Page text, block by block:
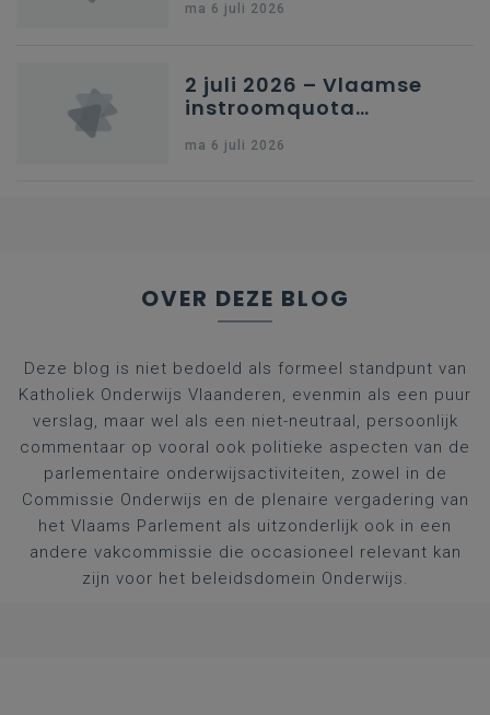
kleuteronderwijs
ma 6 juli 2026
2 juli 2026 – Vlaamse
instroomquota
federale RIZIV-
ma 6 juli 2026
OVER DEZE BLOG
Deze blog is niet bedoeld als formeel standpunt van
Katholiek Onderwijs Vlaanderen, evenmin als een puur
verslag, maar wel als een niet-neutraal, persoonlijk
commentaar op vooral ook politieke aspecten van de
parlementaire onderwijsactiviteiten, zowel in de
Commissie Onderwijs en de plenaire vergadering van
het Vlaams Parlement als uitzonderlijk ook in een
andere vakcommissie die occasioneel relevant kan
zijn voor het beleidsdomein Onderwijs.